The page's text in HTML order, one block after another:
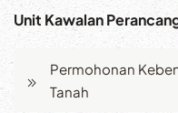
Unit Kawalan
Permohonan
Tanah